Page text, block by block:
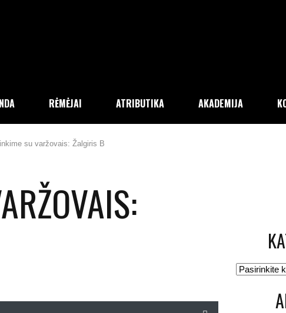
RĖMĖJAI ATRIBUTIKA AKADEMIJA
su varžovais: Žalgiris B
Kategorijos